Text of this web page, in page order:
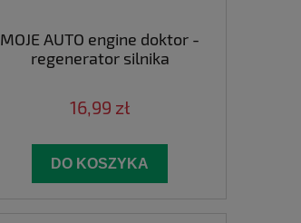
MOJE AUTO engine doktor -
regenerator silnika
16,99 zł
DO KOSZYKA